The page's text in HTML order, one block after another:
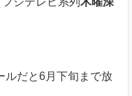
ルだと6月下旬まで放